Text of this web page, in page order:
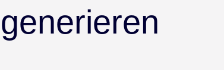
UX & Design
generieren